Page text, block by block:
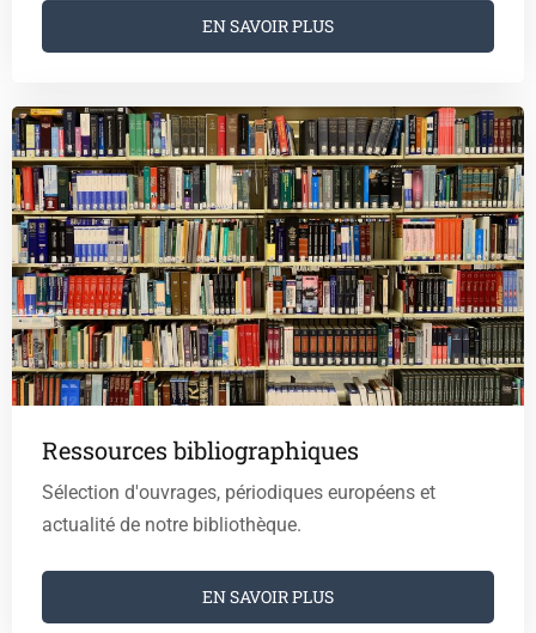
EN SAVOIR PLUS
Ressources bibliographiques
Sélection d'ouvrages, périodiques européens et
actualité de notre bibliothèque.
EN SAVOIR PLUS